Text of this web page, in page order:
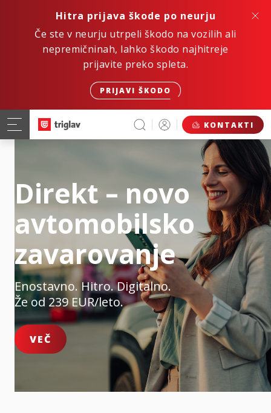
Hitra prijava škode po neurju
Če ste v neurju utrpeli škodo na vozilih ali
nepremičninah, lahko škodo najhitreje
prijavite preko spleta.
PRIJAVI ŠKODO
KONTAKTI
Direkt – novo
avtomobilsko
zavarovanje
Enostavno. Hitro. Digitalno.
Že od 239 EUR/leto.
VEČ